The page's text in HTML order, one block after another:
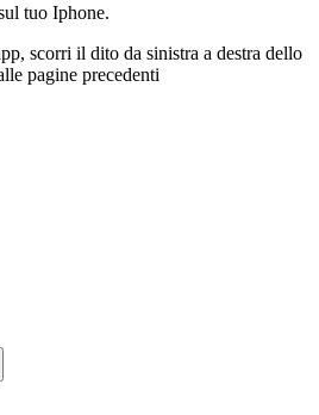
tuo Iphone.
scorri il dito da sinistra a destra dello
pagine precedenti